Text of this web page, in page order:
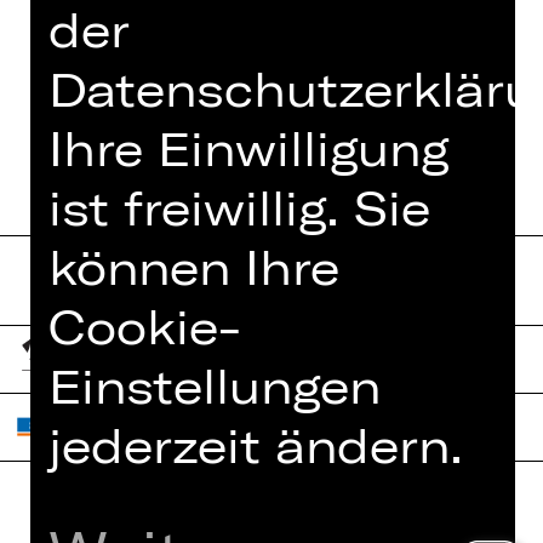
TERMINE UND BESETZUNG
der
Ihre Einwilligung
ist freiwillig. Sie
können Ihre
Cookie-
Einstellungen
jederzeit ändern.